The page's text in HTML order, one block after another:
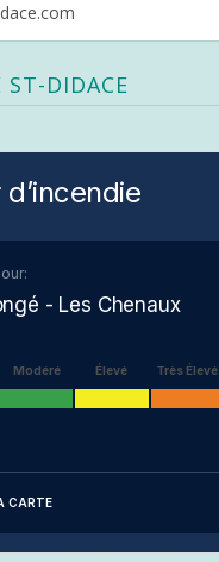
ST-DIDACE
- Les Chenaux
Modéré Élevé Très Élevé
CARTE